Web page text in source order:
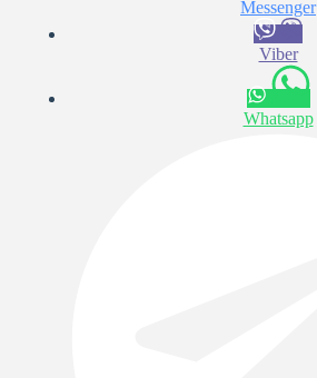
Messenger
Viber
Whatsapp